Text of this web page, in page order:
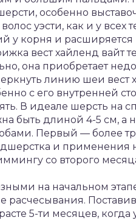
особенно
уэсти, как и у
у корня и расширяется
вест хайленд вайт
она приобретает
линию шеи вест
с его внутренней
В идеале шерсть на
быть длиной 4-5 см, а
Первый — более
и применения
со второго
на начальном
Поставив
5-ти месяцев,